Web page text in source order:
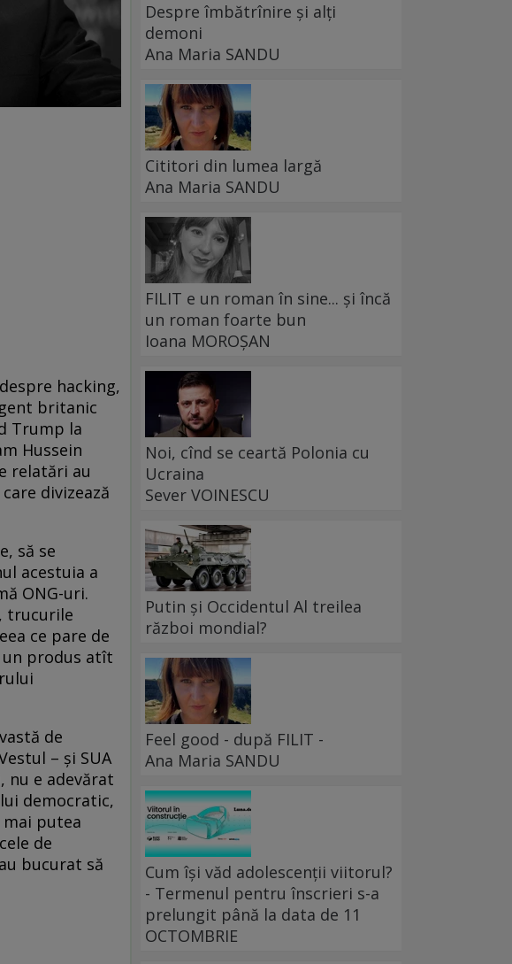
hacking,
britanic
Trump la
Hussein
relatări au
divizează
să se
acestuia a
ONG-uri.
trucurile
ce pare de
produs atît
de
– și SUA
nu e adevărat
democratic,
putea
de
bucurat să
Despre îmbătrînire și alți
demoni
Ana Maria SANDU
Cititori din lumea largă
Ana Maria SANDU
FILIT e un roman în sine... și încă
un roman foarte bun
Ioana MOROȘAN
Noi, cînd se ceartă Polonia cu
Ucraina
Sever VOINESCU
Putin și Occidentul Al treilea
război mondial?
Feel good - după FILIT -
Ana Maria SANDU
Cum își văd adolescenții viitorul?
- Termenul pentru înscrieri s-a
prelungit până la data de 11
OCTOMBRIE